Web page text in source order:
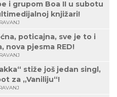
i grupom Boa II u subotu
knjižari!
poticajna, sve je to i
nova pjesma RED!
stiže još jedan singl,
za „Vaniliju“!